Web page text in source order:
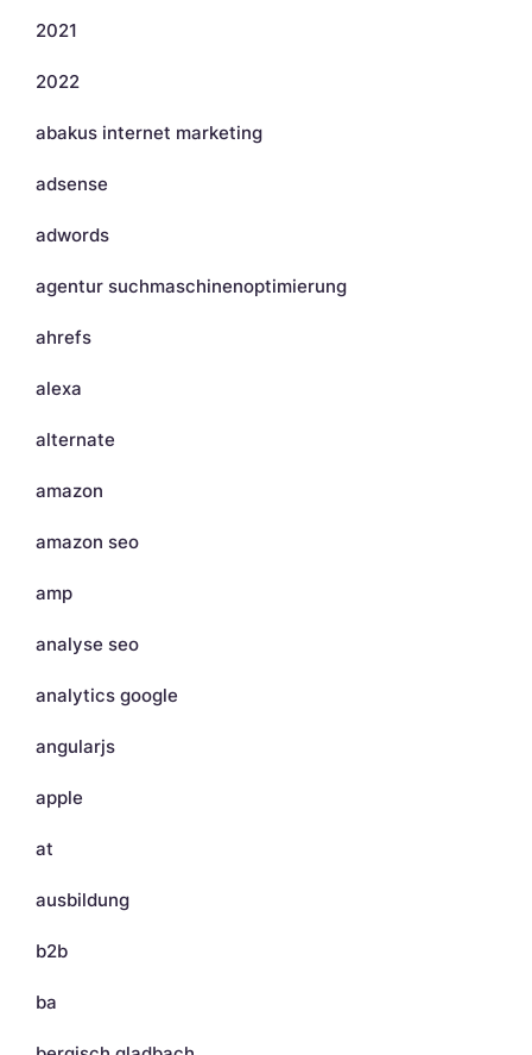
2021
2022
abakus internet marketing
adsense
adwords
agentur suchmaschinenoptimierung
ahrefs
alexa
alternate
amazon
amazon seo
amp
analyse seo
analytics google
angularjs
apple
at
ausbildung
b2b
ba